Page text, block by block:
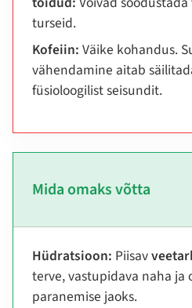
turseid.
Kofeiin: Väike kohandus.
vähendamine aitab
füsioloogilist seisundit.
Mida omaks võtta
Hüdratsioon: Piisav
terve, vastupidava naha ja
paranemise jaoks.